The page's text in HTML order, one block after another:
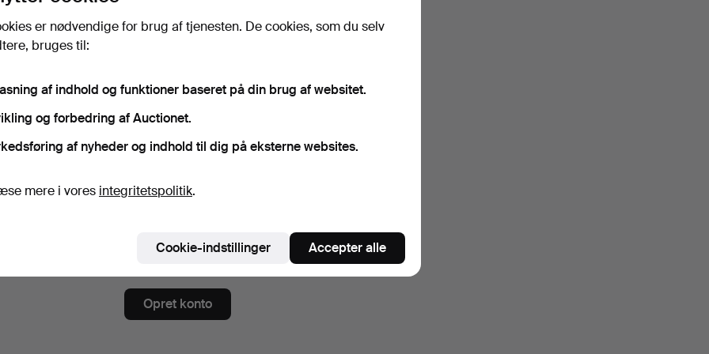
på nyhedsbrev fra Ma San Auction. (frivilligt)
andet auktionskataloger, invitationer til events og nyheder. Hvis du
kan du nemt afslutte abonnementet.
du blandt andet se eksperttips, udvalgte genstande og inspiration. Hvis du
købsbetingelser
integritetspolitikken.
Opret konto
er nødvendige for brug af tjenesten. De cookies, som du selv
bruges til:
af indhold og funktioner baseret på din brug af websitet.
og forbedring af Auctionet.
af nyheder og indhold til dig på eksterne websites.
mere i vores integritetspolitik.
Cookie-indstillinger Accepter alle